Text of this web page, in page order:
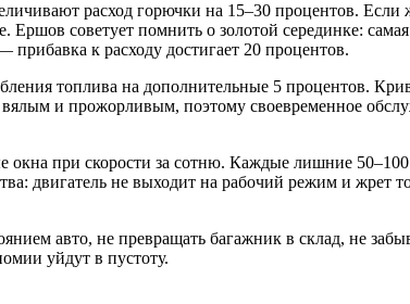
расход горючки на 15–30 процентов. Если
советует помнить о золотой серединке:
прибавка к расходу достигает 20 процентов.
топлива на дополнительные 5 процентов.
и прожорливым, поэтому своевременное
при скорости за сотню. Каждые лишние
двигатель не выходит на рабочий режим и жрет
авто, не превращать багажник в склад, не
уйдут в пустоту.